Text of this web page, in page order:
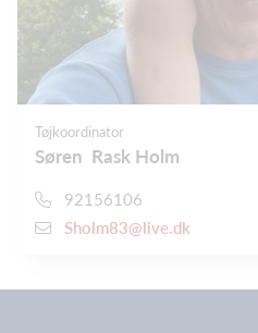
Tøjkoordinator
Søren Rask Holm
92156106
Sholm83@live.dk